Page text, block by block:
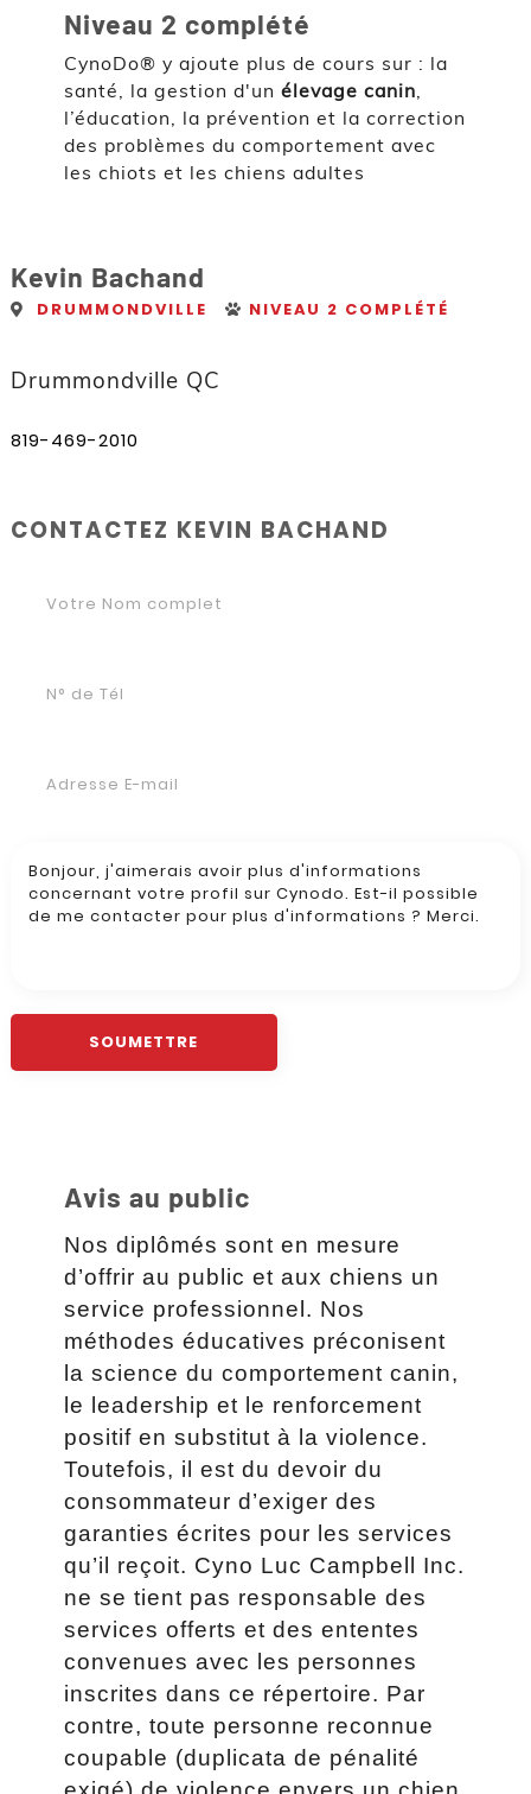
Kevin Bachand
DRUMMONDVILLE NIVEAU 2 COMPLÉTÉ
Drummondville QC
819-469-2010
CONTACTEZ KEVIN BACHAND
Niveau 2 complété
CynoDo® y ajoute plus de cours sur : la
santé, la gestion d'un élevage canin,
l’éducation, la prévention et la correction
des problèmes du comportement avec
les chiots et les chiens adultes
Avis au public
Nos diplômés sont en mesure
d’offrir au public et aux chiens un
service professionnel. Nos
méthodes éducatives préconisent
la science du comportement canin,
le leadership et le renforcement
positif en substitut à la violence.
Toutefois, il est du devoir du
consommateur d’exiger des
garanties écrites pour les services
qu’il reçoit. Cyno Luc Campbell Inc.
ne se tient pas responsable des
services offerts et des ententes
convenues avec les personnes
inscrites dans ce répertoire. Par
contre, toute personne reconnue
coupable (duplicata de pénalité